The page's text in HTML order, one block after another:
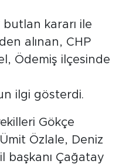
butlan kararı ile
alınan, CHP
Ödemiş ilçesinde
ilgi gösterdi.
Gökçe
Özlale, Deniz
başkanı Çağatay